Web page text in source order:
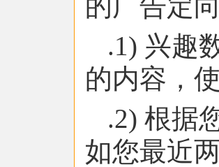
.1) 兴趣
的内容，
.2) 根据
如您最近